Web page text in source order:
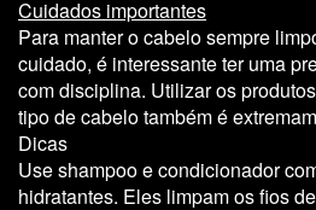
Cuidados importantes
Para manter o cabelo sempre
cuidado, é interessante ter uma
com disciplina. Utilizar os
tipo de cabelo também é
Dicas
Use shampoo e condicionador
hidratantes. Eles limpam os fios